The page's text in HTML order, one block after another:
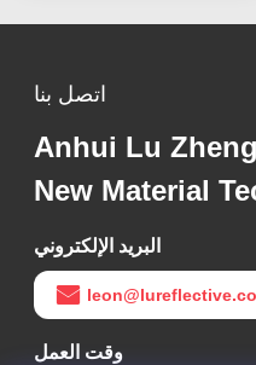
اتصل بنا
Anhui Lu
New Material
البريد الإلكتروني
وقت العمل